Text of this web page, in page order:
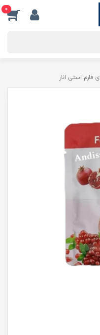
0
استی انار